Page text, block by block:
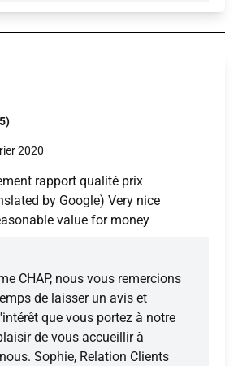
2020
rapport qualité prix
by Google) Very nice
value for money
CHAP, nous vous remercions
de laisser un avis et
que vous portez à notre
de vous accueillir à
Sophie, Relation Clients